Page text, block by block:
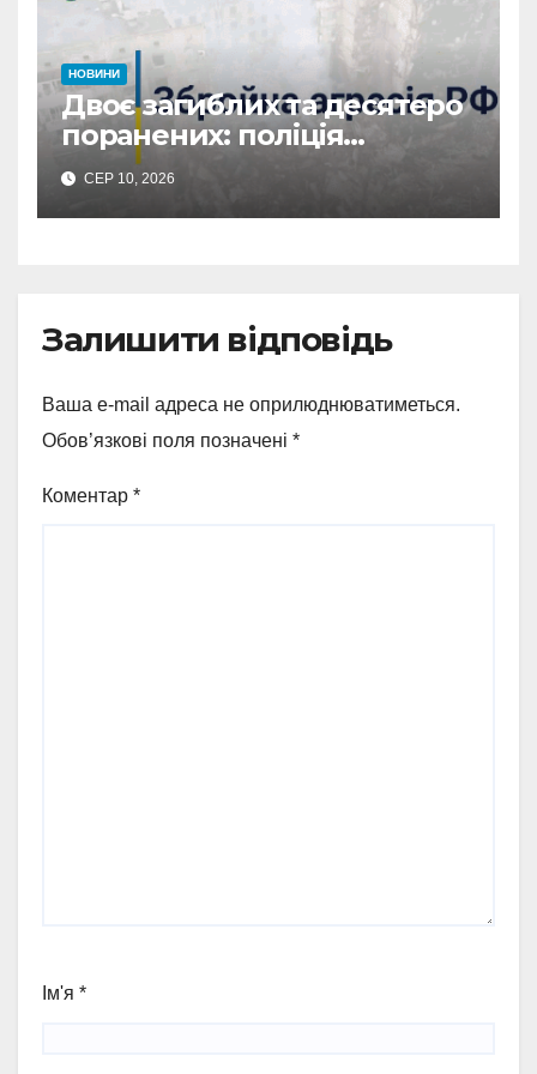
НОВИНИ
Двоє загиблих та десятеро
поранених: поліція
Сумщини документує
наслідки масованих
ворожих обстрілів
СЕР 10, 2026
Залишити відповідь
Ваша e-mail адреса не оприлюднюватиметься.
Обов’язкові поля позначені *
Коментар *
Ім'я *